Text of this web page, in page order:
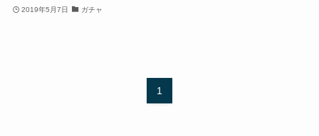
2019年5月7日 ガチャ
1